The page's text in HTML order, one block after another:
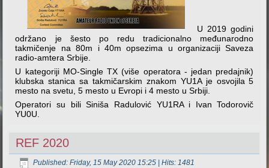
U 2019 godini
održano je šesto po redu tradicionalno međunarodno
takmičenje na 80m i 40m opsezima u organizaciji Saveza
radio-amtera Srbije.
U kategoriji MO-Single TX (više operatora - jedan predajnik)
klubska stanica sa takmičarskim znakom YU1A je osvojila 5
mesto na svetu, 5 mesto u Evropi i 4 mesto u Srbiji.
Operatori su bili Siniša Radulović YU1RA i Ivan Todorovič
YU0U.
REF 2020
Published: Friday, 15 May 2020 15:25 | Hits: 1481